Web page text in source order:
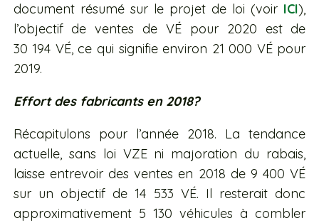
document résumé sur le projet de loi (voir ICI),
l’objectif de ventes de VÉ pour 2020 est de
30 194 VÉ, ce qui signifie environ 21 000 VÉ pour
2019.
Effort des fabricants en 2018?
Récapitulons pour l’année 2018. La tendance
actuelle, sans loi VZE ni majoration du rabais,
laisse entrevoir des ventes en 2018 de 9 400 VÉ
sur un objectif de 14 533 VÉ. Il resterait donc
approximativement 5 130 véhicules à combler